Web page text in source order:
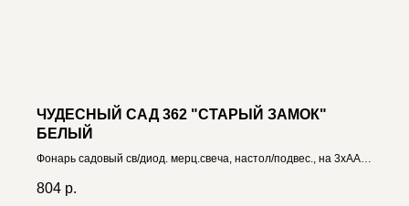
ЧУДЕСНЫЙ САД 362 "СТАРЫЙ ЗАМОК"
БЕЛЫЙ
Фонарь садовый св/диод. мерц.свеча, настол/подвес., на 3xAAA
804 р.